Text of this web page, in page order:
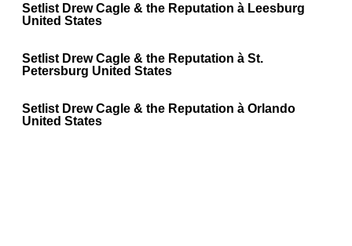
Setlist Drew Cagle & the Reputation à Leesburg
United States
Setlist Drew Cagle & the Reputation à St.
Petersburg United States
Setlist Drew Cagle & the Reputation à Orlando
United States